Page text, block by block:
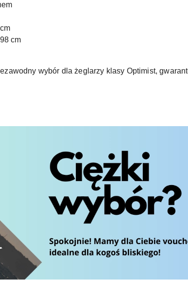
cm
wybór dla żeglarzy klasy Optimist,